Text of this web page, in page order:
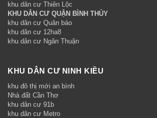
khu dân cư Thiên Lộc
KHU DÂN CƯ QUẬN BÌNH THỦY
khu dân cư Quân báo
khu dân cư 12ha8
khu dân cư Ngân Thuận
KHU DÂN CƯ NINH KIỀU
khu đô thị mới an bình
Nhà đất Cần Thơ
khu dân cư 91b
khu dân cư Metro